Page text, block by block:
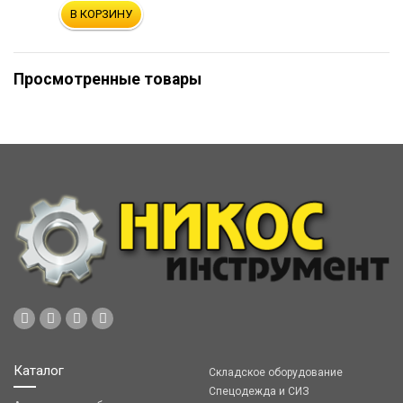
В КОРЗИНУ
Просмотренные товары
Каталог
Складское оборудование
Спецодежда и СИЗ